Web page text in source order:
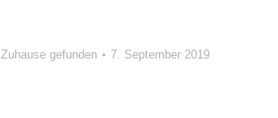
Zuhause gefunden 7. September 2019